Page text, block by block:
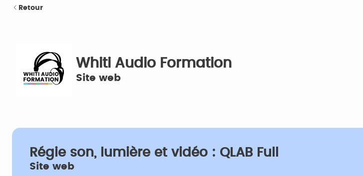
Retour
Whiti Audio Formation
Site web
Régie son, lumière et vidéo : QLAB Full
Site web